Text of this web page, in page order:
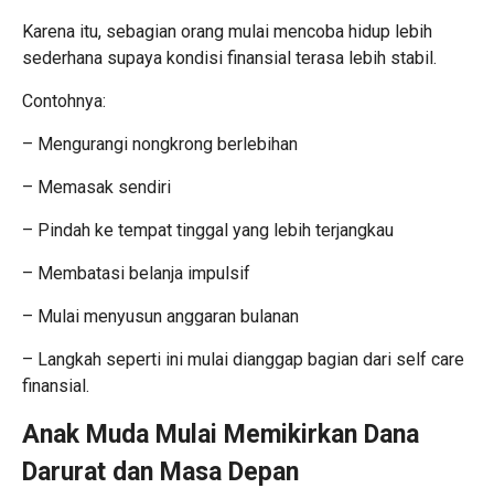
Karena itu, sebagian orang mulai mencoba hidup lebih
sederhana supaya kondisi finansial terasa lebih stabil.
Contohnya:
– Mengurangi nongkrong berlebihan
– Memasak sendiri
– Pindah ke tempat tinggal yang lebih terjangkau
– Membatasi belanja impulsif
– Mulai menyusun anggaran bulanan
– Langkah seperti ini mulai dianggap bagian dari self care
finansial.
Anak Muda Mulai Memikirkan Dana
Darurat dan Masa Depan